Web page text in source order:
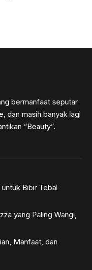
bermanfaat seputar
dan masih banyak lagi
“Beauty”.
Bibir Tebal
yang Paling Wangi,
Manfaat, dan